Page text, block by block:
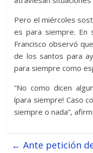
Pero el miércoles
es para siempre. En
Francisco observó
de los santos para
para siempre como
“No como dicen
ípara siempre! Caso
siempre o nada”,
← Ante petición